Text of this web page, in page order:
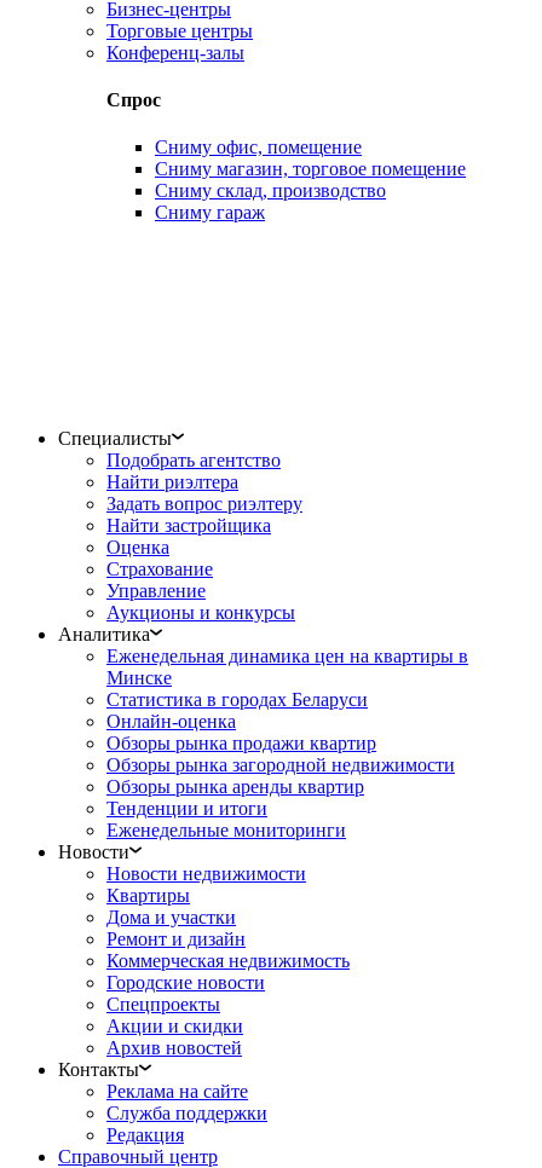
Бизнес-центры
Торговые центры
Конференц-залы
Спрос
Сниму офис, помещение
Сниму магазин, торговое помещение
Сниму склад, производство
Сниму гараж
Специалисты
Подобрать агентство
Найти риэлтера
Задать вопрос риэлтеру
Найти застройщика
Оценка
Страхование
Управление
Аукционы и конкурсы
Аналитика
Еженедельная динамика цен на квартиры в
Минске
Статистика в городах Беларуси
Онлайн-оценка
Обзоры рынка продажи квартир
Обзоры рынка загородной недвижимости
Обзоры рынка аренды квартир
Тенденции и итоги
Еженедельные мониторинги
Новости
Новости недвижимости
Квартиры
Дома и участки
Ремонт и дизайн
Коммерческая недвижимость
Городские новости
Спецпроекты
Акции и скидки
Архив новостей
Контакты
Реклама на сайте
Служба поддержки
Редакция
Справочный центр